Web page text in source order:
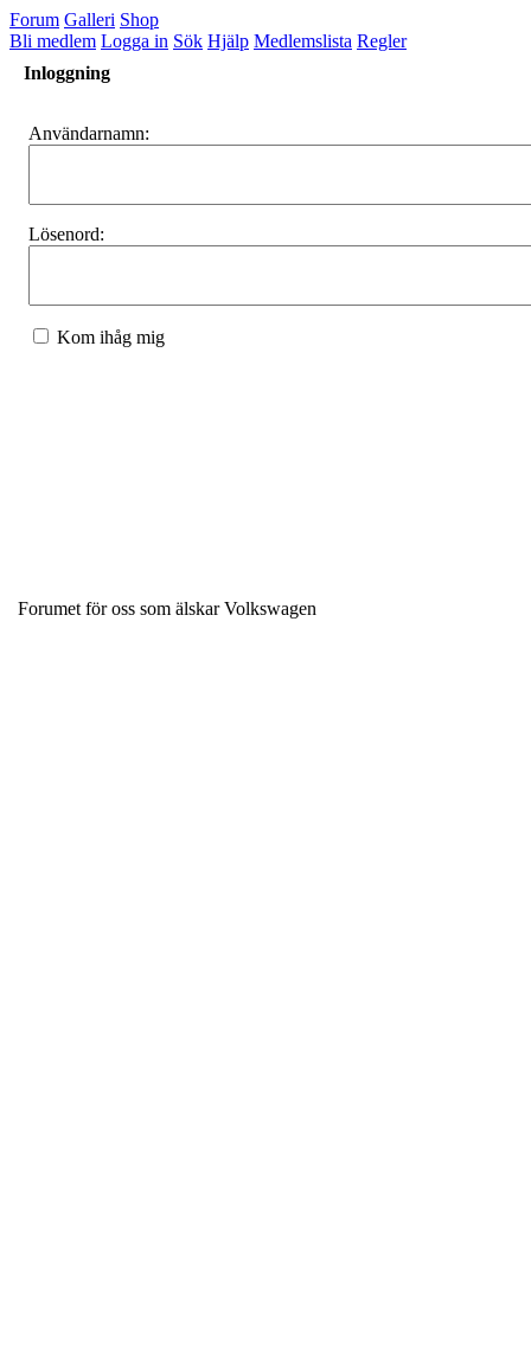
Forum Galleri Shop
Bli medlem Logga in Sök Hjälp Medlemslista Regler
Inloggning
Användarnamn:
Lösenord:
Kom ihåg mig
Forumet för oss som älskar Volkswagen